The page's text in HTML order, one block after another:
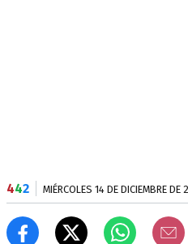
442 MIÉRCOLES 14 DE DICIEMBRE DE